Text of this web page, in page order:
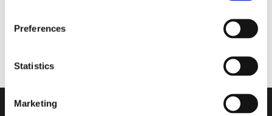
Preferences
Statistics
Marketing